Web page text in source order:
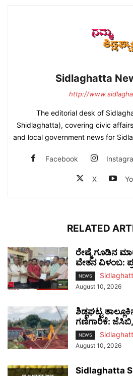
Sidlaghatta
http://
The editorial desk of
Shidlaghatta), covering civic
and local government news for
Facebook
X
RELATED
ರೇಷ್ಮೆ ಗೂಡಿನ
ವೇತನ ವಿಳಂಬ:
NEWS
August 10, 2026
ಶಿಡ್ಲಘಟ್ಟ
ಗಣಿಗಾರಿಕೆ:
NEWS
August 10, 2026
Sidlaghatta